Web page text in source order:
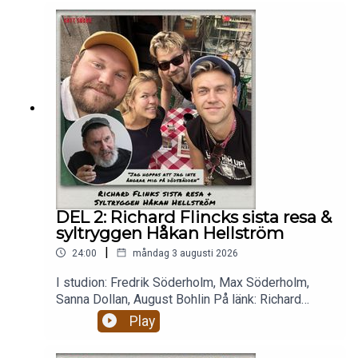
DEL 2: Richard Flincks sista resa &
syltryggen Håkan Hellström
24:00 | måndag 3 augusti 2026
I studion: Fredrik Söderholm, Max Söderholm,
Sanna Dollan, August Bohlin På länk: Richard
Flinck. Micke 💉 Richard Flink berättar om
dödsfonden och planen att avsluta sitt liv i landet
Play